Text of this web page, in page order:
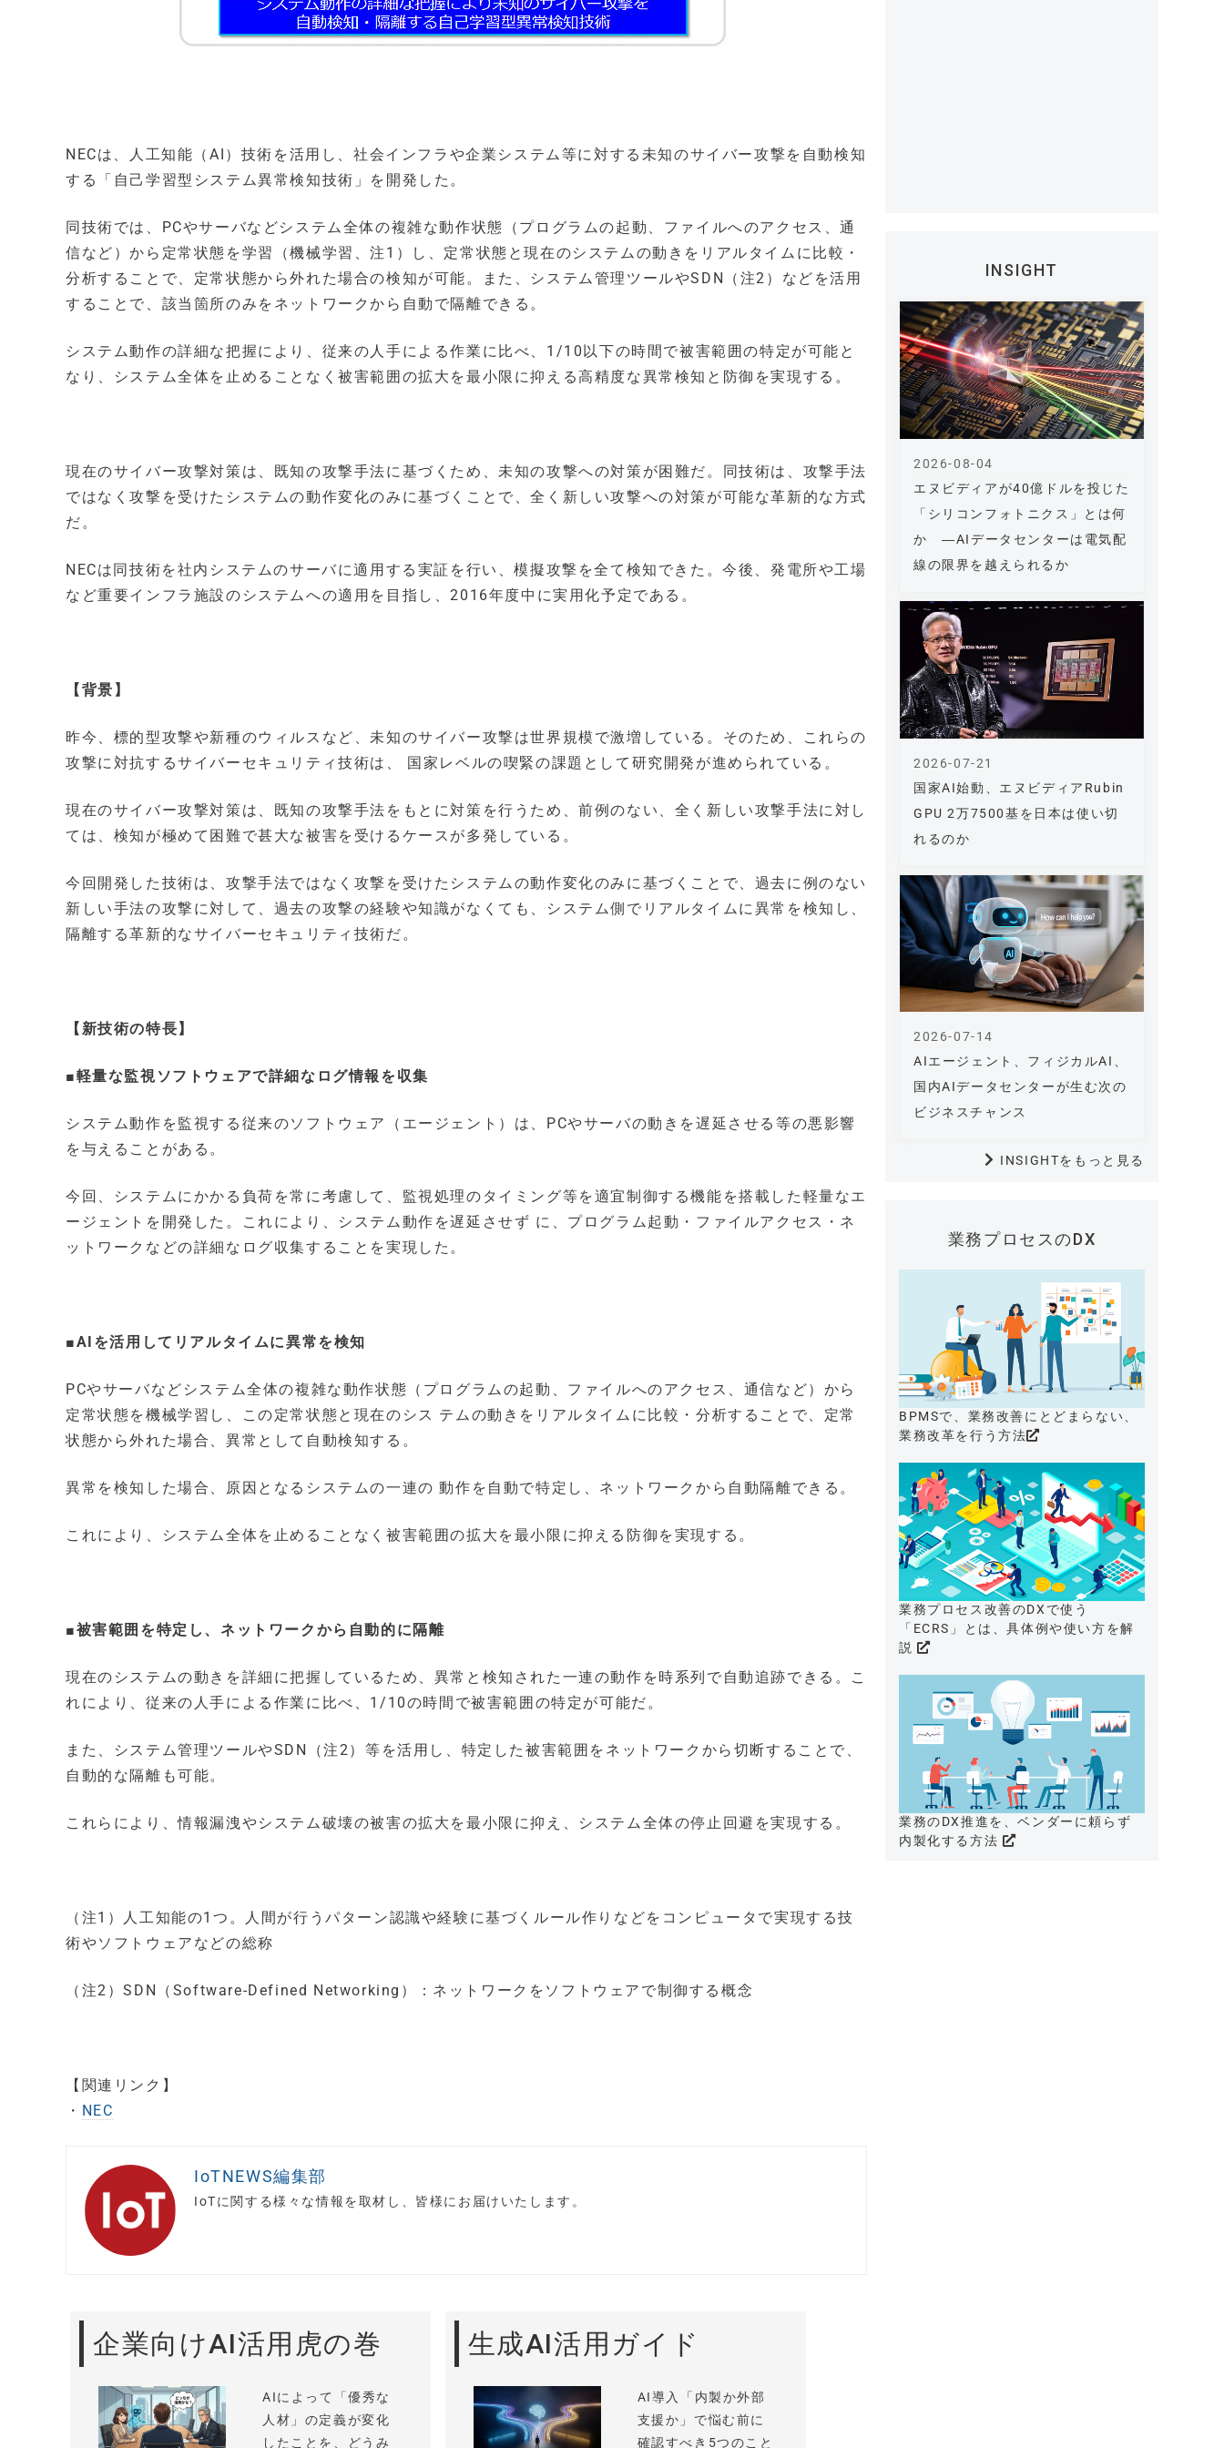
NECは、人工知能（AI）技術を活用し、社会インフラや企業システム等に対する未知のサイバー攻撃を自動検知
する「自己学習型システム異常検知技術」を開発した。
同技術では、PCやサーバなどシステム全体の複雑な動作状態（プログラムの起動、ファイルへのアクセス、通
信など）から定常状態を学習（機械学習、注1）し、定常状態と現在のシステムの動きをリアルタイムに比較・
分析することで、定常状態から外れた場合の検知が可能。また、システム管理ツールやSDN（注2）などを活用
することで、該当箇所のみをネットワークから自動で隔離できる。
システム動作の詳細な把握により、従来の人手による作業に比べ、1/10以下の時間で被害範囲の特定が可能と
なり、システム全体を止めることなく被害範囲の拡大を最小限に抑える高精度な異常検知と防御を実現する。
現在のサイバー攻撃対策は、既知の攻撃手法に基づくため、未知の攻撃への対策が困難だ。同技術は、攻撃手法
ではなく攻撃を受けたシステムの動作変化のみに基づくことで、全く新しい攻撃への対策が可能な革新的な方式
だ。
NECは同技術を社内システムのサーバに適用する実証を行い、模擬攻撃を全て検知できた。今後、発電所や工場
など重要インフラ施設のシステムへの適用を目指し、2016年度中に実用化予定である。
【背景】
昨今、標的型攻撃や新種のウィルスなど、未知のサイバー攻撃は世界規模で激増している。そのため、これらの
攻撃に対抗するサイバーセキュリティ技術は、 国家レベルの喫緊の課題として研究開発が進められている。
現在のサイバー攻撃対策は、既知の攻撃手法をもとに対策を行うため、前例のない、全く新しい攻撃手法に対し
ては、検知が極めて困難で甚大な被害を受けるケースが多発している。
今回開発した技術は、攻撃手法ではなく攻撃を受けたシステムの動作変化のみに基づくことで、過去に例のない
新しい手法の攻撃に対して、過去の攻撃の経験や知識がなくても、システム側でリアルタイムに異常を検知し、
隔離する革新的なサイバーセキュリティ技術だ。
【新技術の特長】
■軽量な監視ソフトウェアで詳細なログ情報を収集
システム動作を監視する従来のソフトウェア（エージェント）は、PCやサーバの動きを遅延させる等の悪影響
を与えることがある。
今回、システムにかかる負荷を常に考慮して、監視処理のタイミング等を適宜制御する機能を搭載した軽量なエ
ージェントを開発した。これにより、システム動作を遅延させず に、プログラム起動・ファイルアクセス・ネ
ットワークなどの詳細なログ収集することを実現した。
■AIを活用してリアルタイムに異常を検知
PCやサーバなどシステム全体の複雑な動作状態（プログラムの起動、ファイルへのアクセス、通信など）から
定常状態を機械学習し、この定常状態と現在のシス テムの動きをリアルタイムに比較・分析することで、定常
状態から外れた場合、異常として自動検知する。
異常を検知した場合、原因となるシステムの一連の 動作を自動で特定し、ネットワークから自動隔離できる。
これにより、システム全体を止めることなく被害範囲の拡大を最小限に抑える防御を実現する。
■被害範囲を特定し、ネットワークから自動的に隔離
現在のシステムの動きを詳細に把握しているため、異常と検知された一連の動作を時系列で自動追跡できる。こ
れにより、従来の人手による作業に比べ、1/10の時間で被害範囲の特定が可能だ。
また、システム管理ツールやSDN（注2）等を活用し、特定した被害範囲をネットワークから切断することで、
自動的な隔離も可能。
これらにより、情報漏洩やシステム破壊の被害の拡大を最小限に抑え、システム全体の停止回避を実現する。
（注1）人工知能の1つ。人間が行うパターン認識や経験に基づくルール作りなどをコンピュータで実現する技
術やソフトウェアなどの総称
（注2）SDN（Software-Defined Networking）：ネットワークをソフトウェアで制御する概念
【関連リンク】
・ NEC
IoTNEWS編集部
IoTに関する様々な情報を取材し、皆様にお届けいたします。
企業向けAI活用虎の巻
AIによって「優秀な
人材」の定義が変化
したことを、どうみ
生成AI活用ガイド
AI導入「内製か外部
支援か」で悩む前に
確認すべき5つのこと
INSIGHT
エヌビディアが40億ドルを投じた
「シリコンフォトニクス」とは何
か ―AIデータセンターは電気配
線の限界を越えられるか
2026-08-04
国家AI始動、エヌビディアRubin
GPU 2万7500基を日本は使い切
れるのか
2026-07-21
AIエージェント、フィジカルAI、
国内AIデータセンターが生む次の
ビジネスチャンス
2026-07-14
INSIGHTをもっと見る
業務プロセスのDX
BPMSで、業務改善にとどまらない、
業務改革を行う方法
業務プロセス改善のDXで使う
「ECRS」とは、具体例や使い方を解
説
業務のDX推進を、ベンダーに頼らず
内製化する方法